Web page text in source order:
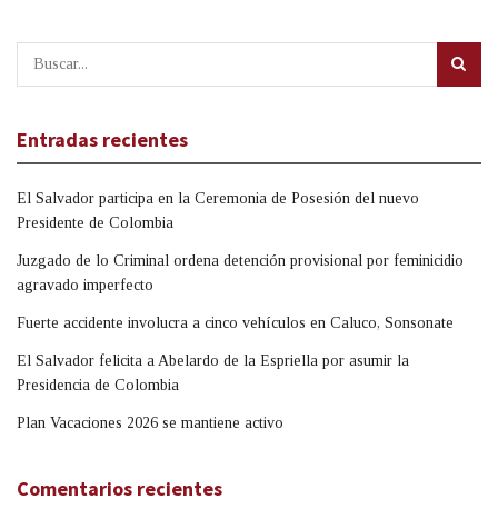
Entradas recientes
El Salvador participa en la Ceremonia de Posesión del nuevo
Presidente de Colombia
Juzgado de lo Criminal ordena detención provisional por feminicidio
agravado imperfecto
Fuerte accidente involucra a cinco vehículos en Caluco, Sonsonate
El Salvador felicita a Abelardo de la Espriella por asumir la
Presidencia de Colombia
Plan Vacaciones 2026 se mantiene activo
Comentarios recientes